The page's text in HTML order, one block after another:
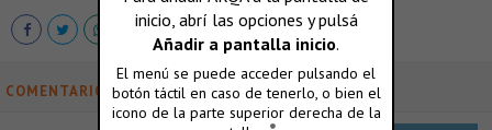
COMENTARIOS